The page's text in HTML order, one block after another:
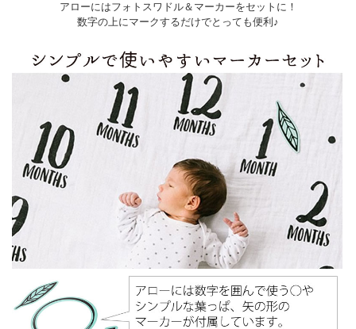
アローにはフォトスワドル＆マーカーをセットに！
数字の上にマークするだけでとっても便利♪